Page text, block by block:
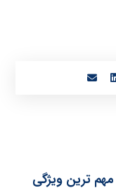
ترین ویژگی